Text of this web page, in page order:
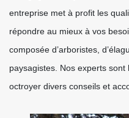
entreprise met à profit les
répondre au mieux à vos
composée d’arboristes,
paysagistes. Nos experts sont
octroyer divers conseils et